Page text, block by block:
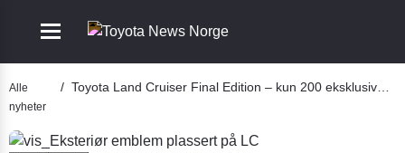
Mobile navigation
Alle
nyheter
/ Toyota Land Cruiser Final Edition – kun 200 eksklusive varebiler tilgjengelig